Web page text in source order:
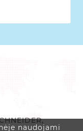
naudojami